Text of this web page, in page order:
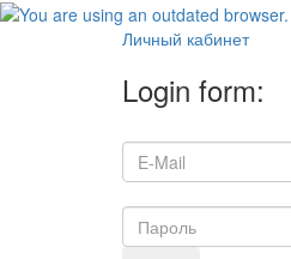
Личный кабинет
Login form: